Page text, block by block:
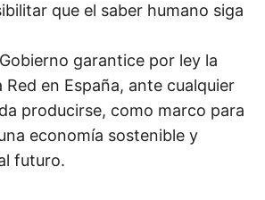
que el saber humano siga
garantice por ley la
Red en España, ante cualquier
producirse, como marco para
economía sostenible y
futuro.